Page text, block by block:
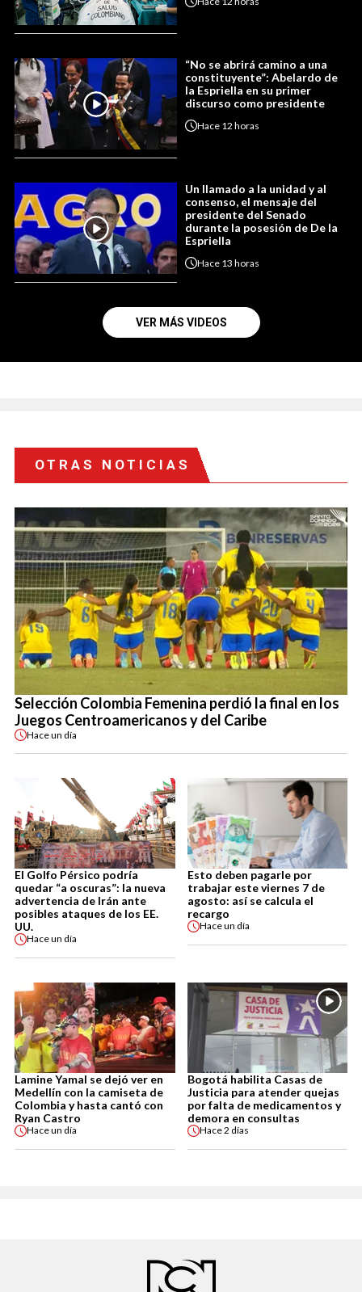
“No se abrirá camino a una
constituyente”: Abelardo de
la Espriella en su primer
discurso como presidente
Hace 12 horas
Un llamado a la unidad y al
consenso, el mensaje del
presidente del Senado
durante la posesión de De la
Espriella
Hace 13 horas
VER MÁS VIDEOS
OTRAS NOTICIAS
Selección Colombia Femenina perdió la final en los
Juegos Centroamericanos y del Caribe
Haceun día
El Golfo Pérsico podría
quedar “a oscuras”: la nueva
advertencia de Irán ante
posibles ataques de los EE.
UU.
Haceun día
Esto deben pagarle por
trabajar este viernes 7 de
agosto: así se calcula el
recargo
Haceun día
Lamine Yamal se dejó ver en
Medellín con la camiseta de
Colombia y hasta cantó con
Ryan Castro
Haceun día
Bogotá habilita Casas de
Justicia para atender quejas
por falta de medicamentos y
demora en consultas
Hace2 días